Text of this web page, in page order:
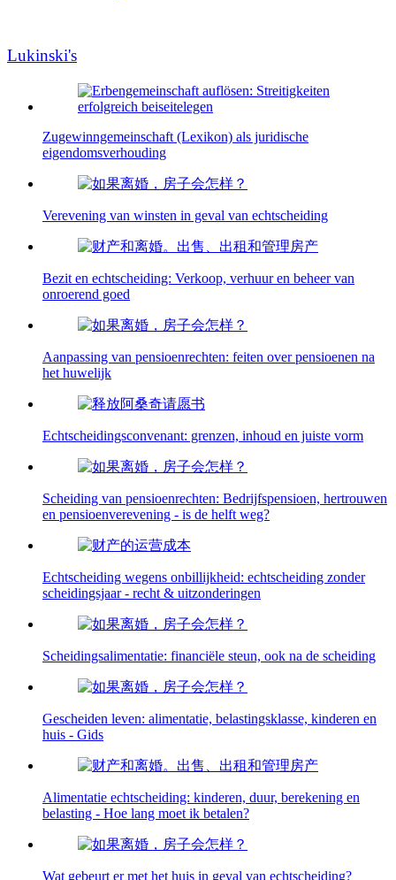
Lukinski's
Zugewinngemeinschaft (Lexikon) als juridische
eigendomsverhouding
Verevening van winsten in geval van echtscheiding
Bezit en echtscheiding: Verkoop, verhuur en beheer van
onroerend goed
Aanpassing van pensioenrechten: feiten over pensioenen na
het huwelijk
Echtscheidingsconvenant: grenzen, inhoud en juiste vorm
Scheiding van pensioenrechten: Bedrijfspensioen, hertrouwen
en pensioenverevening - is de helft weg?
Echtscheiding wegens onbillijkheid: echtscheiding zonder
scheidingsjaar - recht & uitzonderingen
Scheidingsalimentatie: financiële steun, ook na de scheiding
Gescheiden leven: alimentatie, belastingsklasse, kinderen en
huis - Gids
Alimentatie echtscheiding: kinderen, duur, berekening en
belasting - Hoe lang moet ik betalen?
Wat gebeurt er met het huis in geval van echtscheiding?